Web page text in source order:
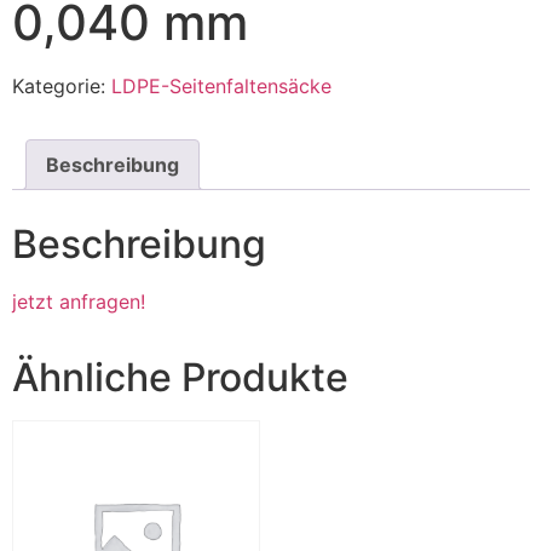
0,040 mm
Kategorie: LDPE-Seitenfaltensäcke
Beschreibung
Beschreibung
jetzt anfragen!
Ähnliche Produkte